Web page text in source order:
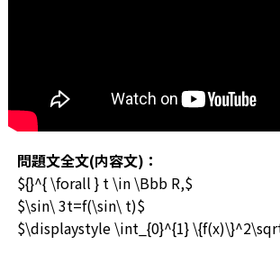
問題文全文(内容文)：
${}^{ \forall } t \in \Bbb R,$
$\sin\ 3t=f(\sin\ t)$
$\displaystyle \int_{0}^{1}